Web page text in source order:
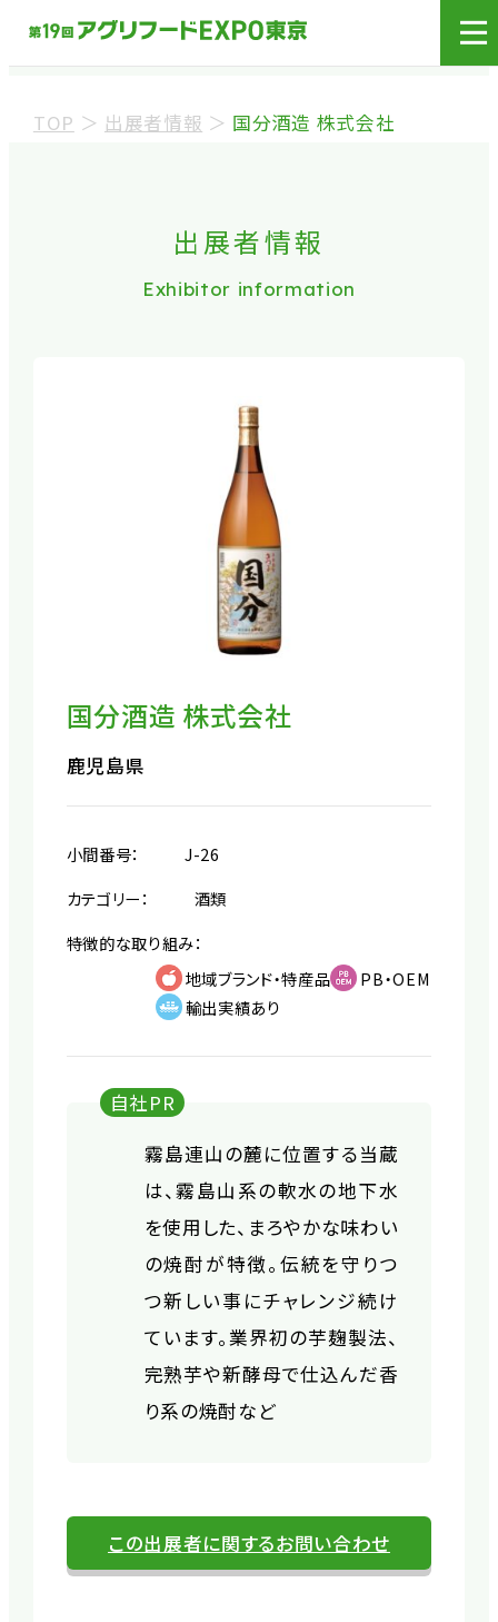
展示会場への入場には
来場登録が必要です。
来場事前登録（プレス）
※業界関係者を対象とした商談会であり、
TOP ＞ 出展者情報 ＞ 国分酒造 株式会社
出展者情報
Exhibitor information
国分酒造 株式会社
鹿児島県
小間番号：
J-26
カテゴリー：
酒類
特徴的な取り組み：
地域ブランド・特産品
PB・OEM
輸出実績あり
自社PR
霧島連山の麓に位置する当蔵
は、霧島山系の軟水の地下水
を使用した、まろやかな味わい
の焼酎が特徴。伝統を守りつ
つ新しい事にチャレンジ続け
ています。業界初の芋麹製法、
完熟芋や新酵母で仕込んだ香
り系の焼酎など
この出展者に関するお問い合わせ